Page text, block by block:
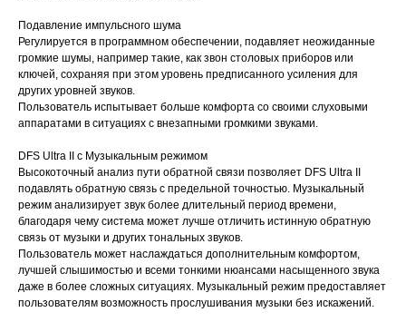
Подавление импульсного шума
Регулируется в программном обеспечении, подавляет неожиданные
громкие шумы, например такие, как звон столовых приборов или
ключей, сохраняя при этом уровень предписанного усиления для
других уровней звуков.
Пользователь испытывает больше комфорта со своими слуховыми
аппаратами в ситуациях с внезапными громкими звуками.
DFS Ultra II с Музыкальным режимом
Высокоточный анализ пути обратной связи позволяет DFS Ultra II
подавлять обратную связь с предельной точностью. Музыкальный
режим анализирует звук более длительный период времени,
благодаря чему система может лучше отличить истинную обратную
связь от музыки и других тональных звуков.
Пользователь может наслаждаться дополнительным комфортом,
лучшей слышимостью и всеми тонкими нюансами насыщенного звука
даже в более сложных ситуациях. Музыкальный режим предоставляет
пользователям возможность прослушивания музыки без искажений.